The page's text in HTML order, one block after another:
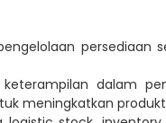
persediaan
dalam
meningkatkan